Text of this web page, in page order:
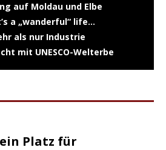
auf Moldau und Elbe
a „wanderful“ life…
als nur Industrie
mit UNESCO-Welterbe
Platz für